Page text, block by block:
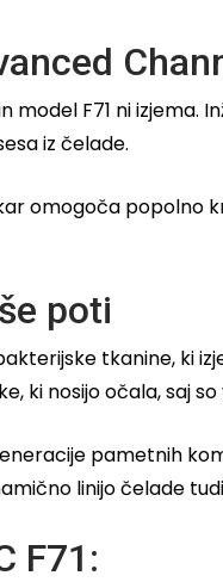
model F71 ni
iz čelade.
omogoča
poti
tkanine, ki
ki nosijo očala,
pametnih
linijo čelade
F71: